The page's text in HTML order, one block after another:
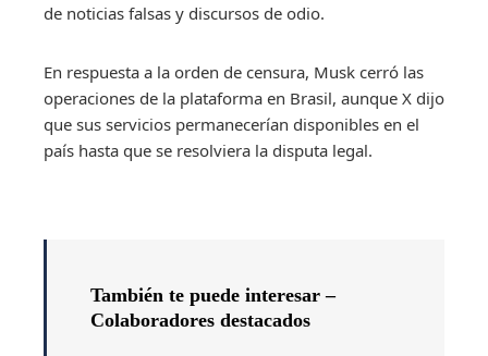
de noticias falsas y discursos de odio.
En respuesta a la orden de censura, Musk cerró las
operaciones de la plataforma en Brasil, aunque X dijo
que sus servicios permanecerían disponibles en el
país hasta que se resolviera la disputa legal.
También te puede interesar –
Colaboradores destacados